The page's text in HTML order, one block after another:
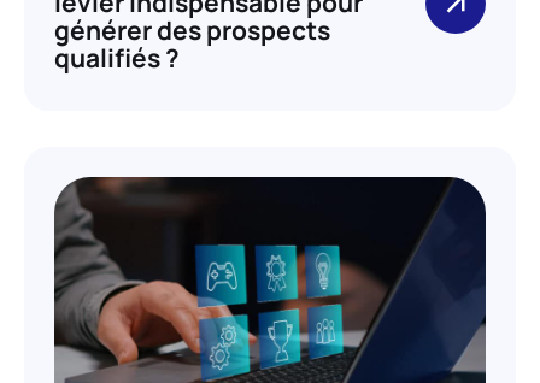
générer des prospects
qualifiés ?